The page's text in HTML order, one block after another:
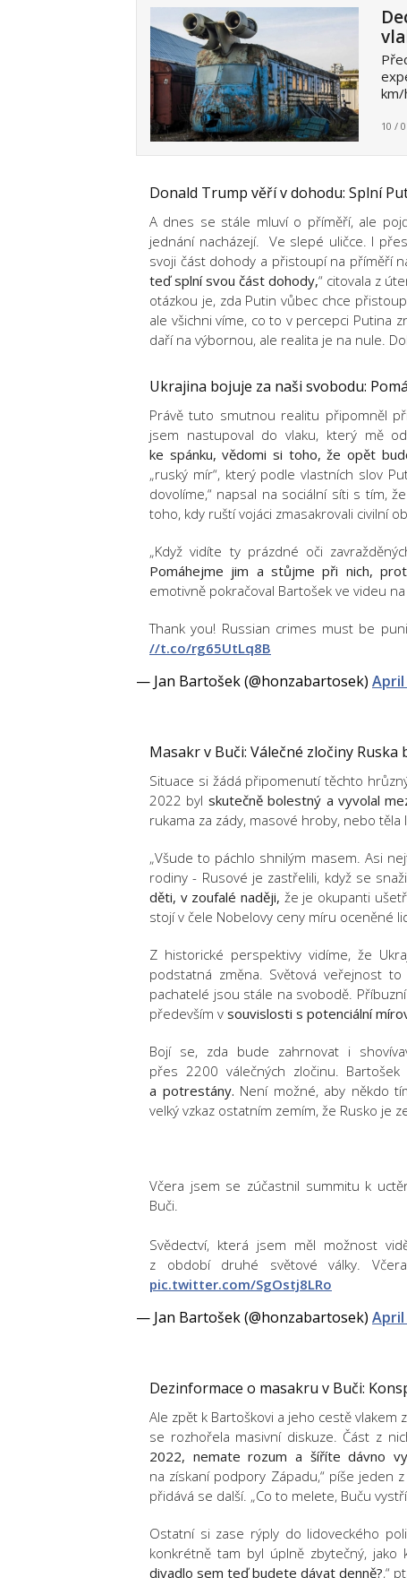
km/
10 /
Donald Trump věří v dohodu: Splní
A dnes se stále mluví o příměří, ale
jednání nacházejí. Ve slepé uličce. I
svoji část dohody a přistoupí na příměří
teď splní svou část dohody,“ citovala z
otázkou je, zda Putin vůbec chce
ale všichni víme, co to v percepci Putina
daří na výbornou, ale realita je na nule.
Ukrajina bojuje za naši svobodu:
Právě tuto smutnou realitu připomněl
jsem nastupoval do vlaku, který mě
ke spánku, vědomi si toho, že opět
„ruský mír“, který podle vlastních slov
dovolíme,“ napsal na sociální síti s tím,
toho, kdy ruští vojáci zmasakrovali civilní
„Když vidíte ty prázdné oči
Pomáhejme jim a stůjme při nich,
emotivně pokračoval Bartošek ve videu
Thank you! Russian crimes must be
//t.co/rg65UtLq8B
— Jan Bartošek (@honzabartosek) April
Masakr v Buči: Válečné zločiny Ruska
Situace si žádá připomenutí těchto
2022 byl skutečně bolestný a vyvolal
rukama za zády, masové hroby, nebo
„Všude to páchlo shnilým masem. Asi
rodiny - Rusové je zastřelili, když se
děti, v zoufalé naději, že je okupanti
stojí v čele Nobelovy ceny míru oceněné
Z historické perspektivy vidíme, že
podstatná změna. Světová veřejnost
pachatelé jsou stále na svobodě.
především v souvislosti s potenciální
Bojí se, zda bude zahrnovat i
přes 2200 válečných zločinu.
a potrestány. Není možné, aby někdo
velký vzkaz ostatním zemím, že Rusko je
Včera jsem se zúčastnil summitu k
Buči.
Svědectví, která jsem měl možnost
z období druhé světové války.
pic.twitter.com/SgOstj8LRo
— Jan Bartošek (@honzabartosek) April
Dezinformace o masakru v Buči:
Ale zpět k Bartoškovi a jeho cestě vlakem
se rozhořela masivní diskuze. Část z
2022, nemate rozum a šíříte dávno
na získaní podpory Západu,“ píše jeden
přidává se další. „Co to melete, Buču
Ostatní si zase rýply do lidoveckého
konkrétně tam byl úplně zbytečný, jako
divadlo sem teď budete dávat denně?,“